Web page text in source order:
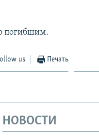
погибшим.
us Печать
НОВОСТИ